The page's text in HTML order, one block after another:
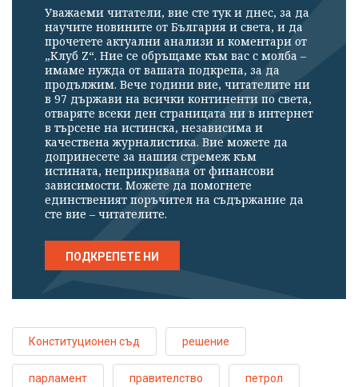
Уважаеми читатели, вие сте тук и днес, за да
научите новините от България и света, и да
прочетете актуални анализи и коментари от
„Клуб Z“. Ние се обръщаме към вас с молба –
имаме нужда от вашата подкрепа, за да
продължим. Вече години вие, читателите ни
в 97 държави на всички континенти по света,
отваряте всеки ден страницата ни в интернет
в търсене на истинска, независима и
качествена журналистика. Вие можете да
допринесете за нашия стремеж към
истината, неприкривана от финансови
зависимости. Можете да помогнете
единственият поръчител на съдържание да
сте вие – читателите.
ПОДКРЕПЕТЕ НИ
Конституционен съд решение
парламент правителство петрол